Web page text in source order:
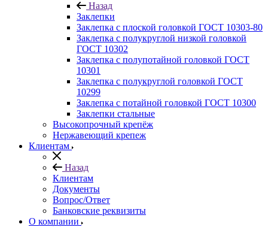
Назад
Заклепки
Заклепка с плоской головкой ГОСТ 10303-80
Заклепка с полукруглой низкой головкой
ГОСТ 10302
Заклепка с полупотайной головкой ГОСТ
10301
Заклепка с полукруглой головкой ГОСТ
10299
Заклепка с потайной головкой ГОСТ 10300
Заклепки стальные
Высокопрочный крепёж
Нержавеющий крепеж
Клиентам
Назад
Клиентам
Документы
Вопрос/Ответ
Банковские реквизиты
О компании